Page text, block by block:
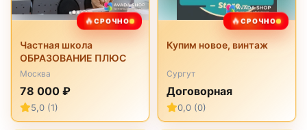
🔥СРОЧНО
Частная школа
ОБРАЗОВАНИЕ ПЛЮС
Москва
78 000 ₽
5,0 (1)
🔥СРОЧНО
Купим новое, винтаж
Сургут
Договорная
0,0 (0)